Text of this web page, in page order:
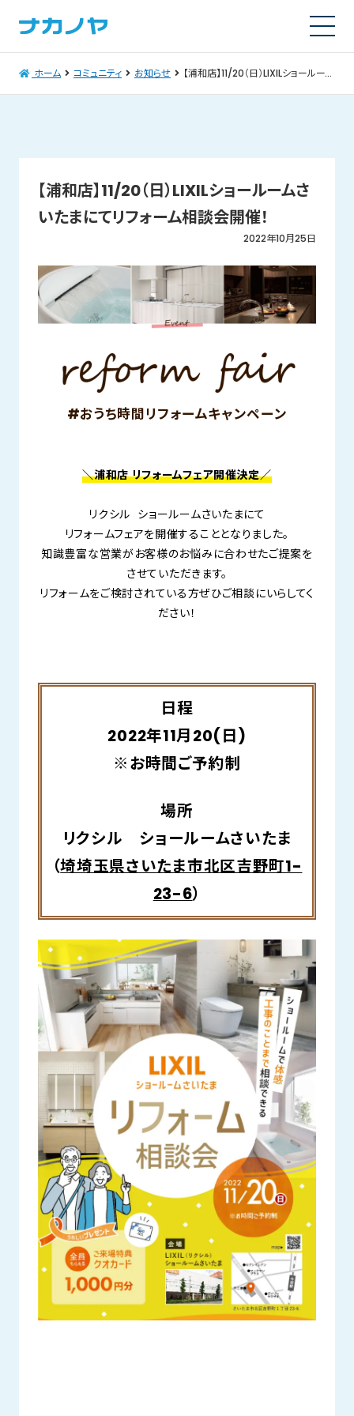
ホーム コミュニティ お知らせ 【浦和店】11/20（日）LIXILショールームさいたまにてリフォーム相談会開催！
【浦和店】11/20（日）LIXILショールームさ
いたまにてリフォーム相談会開催！
2022年10月25日
#おうち時間リフォームキャンペーン
＼浦和店 リフォームフェア開催決定／
リクシル ショールームさいたまにて
リフォームフェアを開催することとなりました。
知識豊富な営業がお客様のお悩みに合わせたご提案を
させていただきます。
リフォームをご検討されている方ぜひご相談にいらしてく
ださい！
日程
2022年11月20(日)
※お時間ご予約制
場所
リクシル ショールームさいたま
（埼埼玉県さいたま市北区吉野町1-
23-6）